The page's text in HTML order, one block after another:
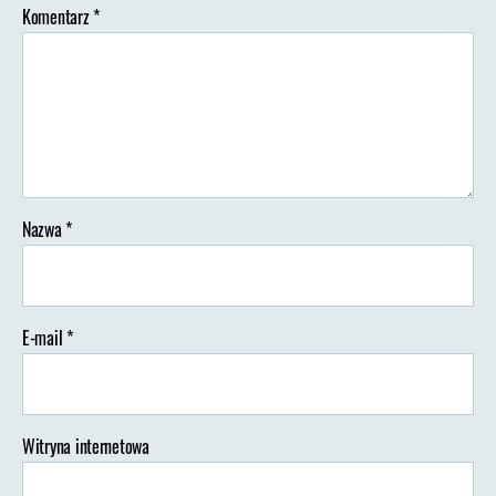
Komentarz*
Nazwa*
E-mail*
Witryna internetowa